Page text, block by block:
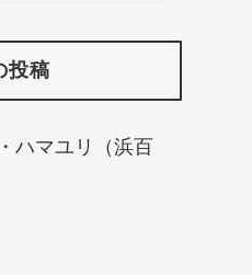
投稿
ハマユリ（浜百